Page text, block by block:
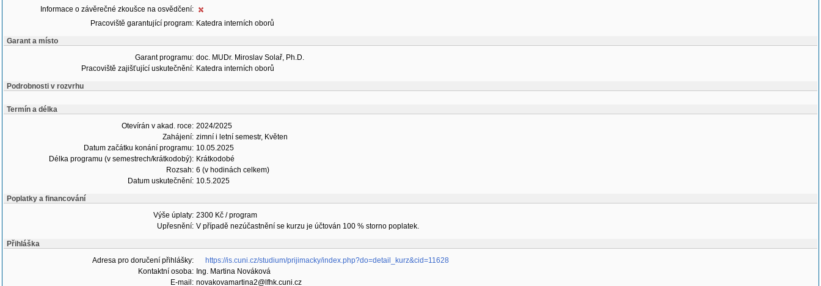
Informace o závěrečné zkoušce na osvědčení:
Pracoviště garantující program: Katedra interních oborů
Garant a místo
Garant programu: doc. MUDr. Miroslav Solař, Ph.D.
Pracoviště zajišťující uskutečnění: Katedra interních oborů
Podrobnosti v rozvrhu
Termín a délka
Otevírán v akad. roce: 2024/2025
Zahájení: zimní i letní semestr, Květen
Datum začátku konání programu: 10.05.2025
Délka programu (v semestrech/krátkodobý): Krátkodobé
Rozsah: 6 (v hodinách celkem)
Datum uskutečnění: 10.5.2025
Poplatky a financování
Výše úplaty: 2300 Kč / program
Upřesnění: V případě nezúčastnění se kurzu je účtován 100 % storno poplatek.
Přihláška
Adresa pro doručení přihlášky:
https://is.cuni.cz/studium/prijimacky/index.php?do=detail_kurz&cid=11628
Kontaktní osoba: Ing. Martina Nováková
E-mail: novakovamartina2@lfhk.cuni.cz